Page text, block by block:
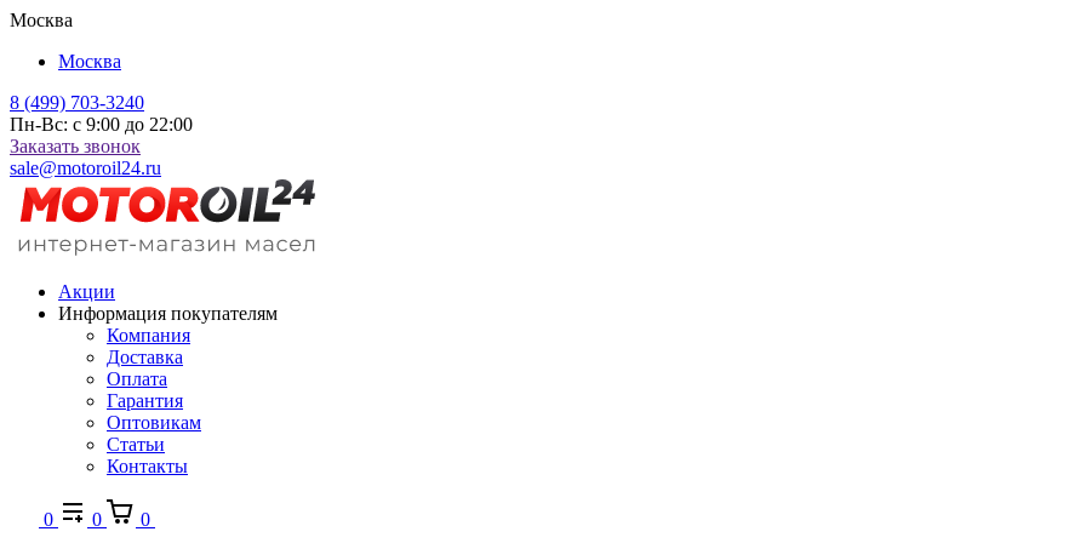
Москва
Москва
8 (499) 703-3240
Пн-Вс: с 9:00 до 22:00
Заказать звонок
sale@motoroil24.ru
Акции
Информация покупателям
Компания
Доставка
Оплата
Гарантия
Оптовикам
Статьи
Контакты
0 0 0